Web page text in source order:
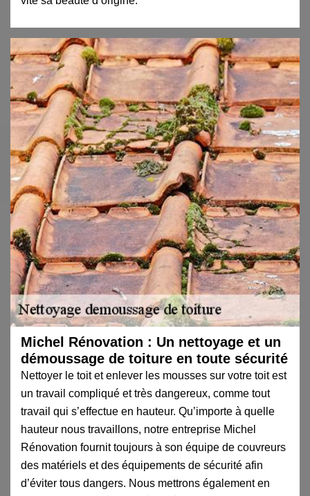
Michel Rénovation : Un nettoyage et un
démoussage de toiture en toute sécurité
Nettoyer le toit et enlever les mousses sur votre toit est
un travail compliqué et très dangereux, comme tout
travail qui s’effectue en hauteur. Qu’importe à quelle
hauteur nous travaillons, notre entreprise Michel
Rénovation fournit toujours à son équipe de couvreurs
des matériels et des équipements de sécurité afin
d’éviter tous dangers. Nous mettrons également en